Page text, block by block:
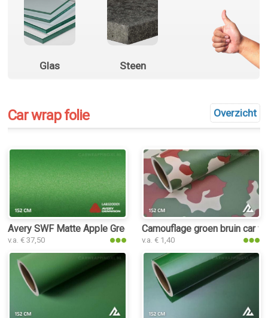
Glas Steen
Overzicht
Car wrap folie
Avery SWF Matte Apple Green Metallic car wrap folie
v.a. € 37,50
Camouflage groen bruin car
v.a. € 1,40